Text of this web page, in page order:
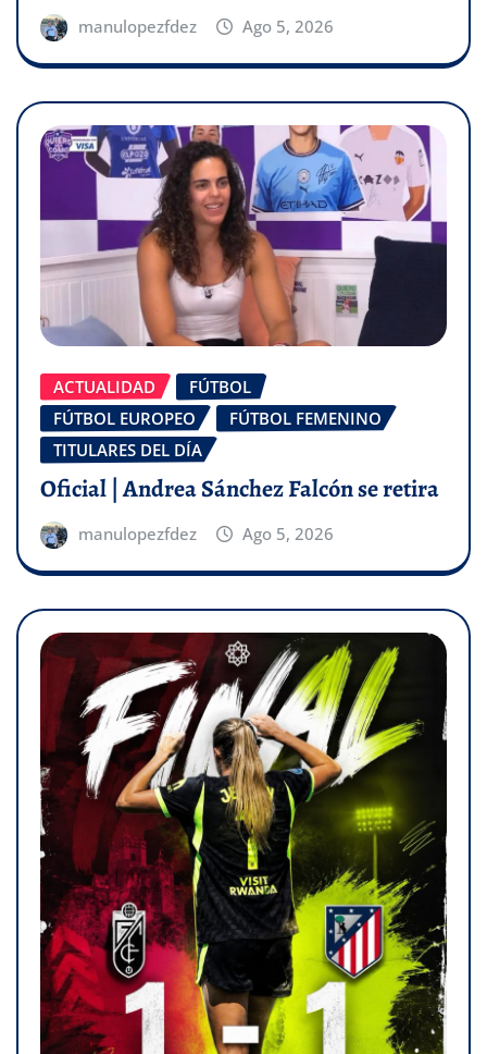
manulopezfdez Ago 5, 2026
ACTUALIDAD
FÚTBOL
FÚTBOL EUROPEO
FÚTBOL FEMENINO
TITULARES DEL DÍA
Oficial | Andrea Sánchez Falcón se retira
manulopezfdez Ago 5, 2026